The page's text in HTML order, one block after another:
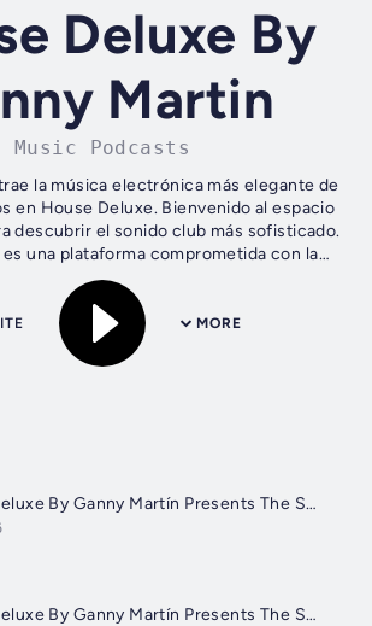
Deluxe By
Martin
Music Podcasts
la música electrónica más elegante de
en House Deluxe. Bienvenido al espacio
descubrir el sonido club más sofisticado.
una plataforma comprometida con la
cultura de baile que...
MORE
House Deluxe By Ganny Martín Presents The Sessions EP 24
House Deluxe By Ganny Martín Presents The Sessions EP 23